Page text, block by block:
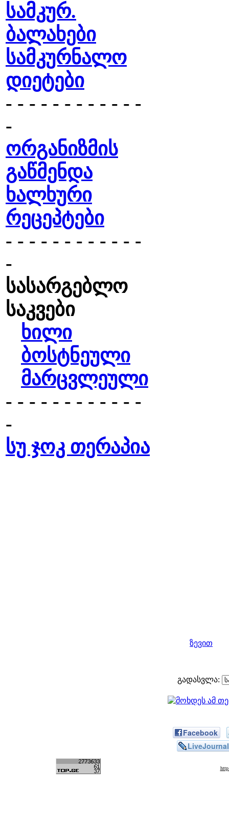
სამკურ.
ბალახები
სამკურნალო
დიეტები
- - - - - - - - - - - -
-
ორგანიზმის
გაწმენდა
ხალხური
რეცეპტები
- - - - - - - - - - - -
-
სასარგებლო
საკვები
ხილი
ბოსტნეული
მარცვლეული
- - - - - - - - - - - -
-
სუ ჯოკ თერაპია
ზევით
გადასვლა:
Facebook
LiveJournal